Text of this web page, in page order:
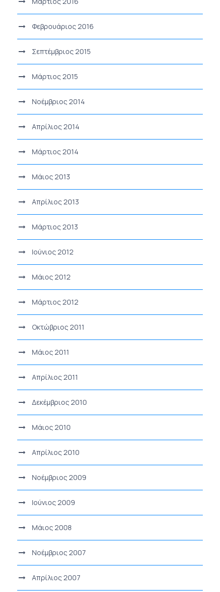
Φεβρουάριος 2016
Σεπτέμβριος 2015
Μάρτιος 2015
Νοέμβριος 2014
Απρίλιος 2014
Μάρτιος 2014
Μάιος 2013
Απρίλιος 2013
Μάρτιος 2013
Ιούνιος 2012
Μάιος 2012
Μάρτιος 2012
Οκτώβριος 2011
Μάιος 2011
Απρίλιος 2011
Δεκέμβριος 2010
Μάιος 2010
Απρίλιος 2010
Νοέμβριος 2009
Ιούνιος 2009
Μάιος 2008
Νοέμβριος 2007
Απρίλιος 2007